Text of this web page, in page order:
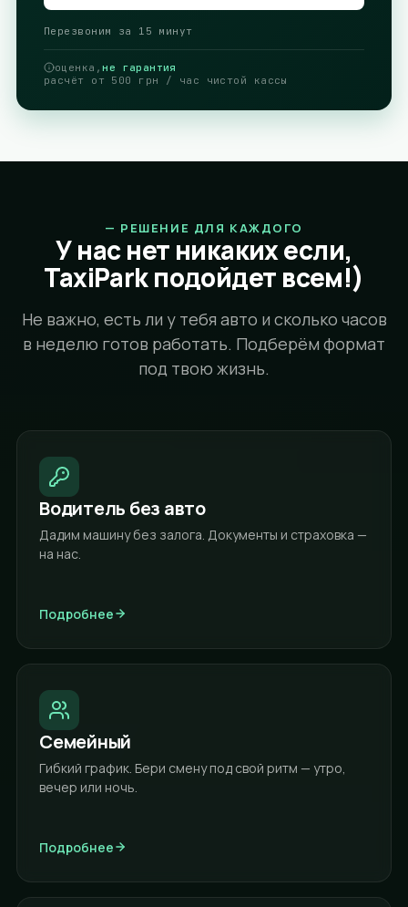
Перезвоним за 15 минут
оценка,не гарантия
расчёт от 500 грн / час чистой кассы
— РЕШЕНИЕ ДЛЯ КАЖДОГО
У нас нет никаких если,
TaxiPark подойдет всем!)
Не важно, есть ли у тебя авто и сколько часов
в неделю готов работать. Подберём формат
под твою жизнь.
Водитель без авто
Дадим машину без залога. Документы и страховка —
на нас.
Подробнее
Семейный
Гибкий график. Бери смену под свой ритм — утро,
вечер или ночь.
Подробнее